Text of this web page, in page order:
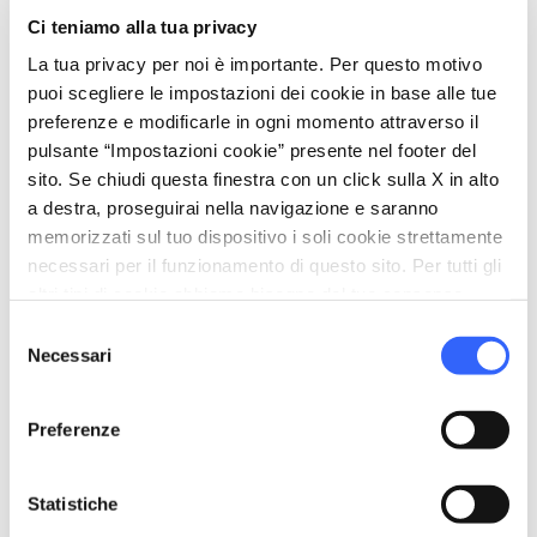
Ci teniamo alla tua privacy
La tua privacy per noi è importante. Per questo motivo
puoi scegliere le impostazioni dei cookie in base alle tue
preferenze e modificarle in ogni momento attraverso il
pulsante “Impostazioni cookie” presente nel footer del
sito. Se chiudi questa finestra con un click sulla X in alto
a destra, proseguirai nella navigazione e saranno
memorizzati sul tuo dispositivo i soli cookie strettamente
necessari per il funzionamento di questo sito. Per tutti gli
delNecessari
Preferenze
Statistiche
work Business e Mice
Sala riunioni